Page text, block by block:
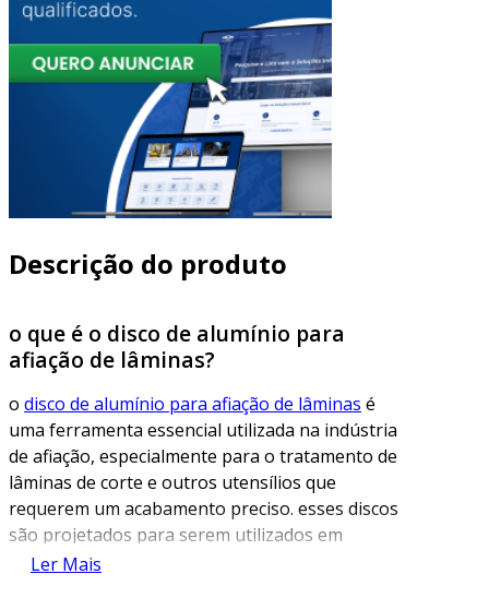
Descrição do produto
o que é o disco de alumínio para
afiação de lâminas?
o disco de alumínio para afiação de lâminas é
uma ferramenta essencial utilizada na indústria
de afiação, especialmente para o tratamento de
lâminas de corte e outros utensílios que
requerem um acabamento preciso. esses discos
são projetados para serem utilizados em
máquinas de afiação, proporcionando uma
Ler Mais